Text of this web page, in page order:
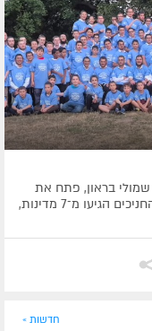
בראון, פתח את
שעריו ל־117 ילדים שיחוו קיץ חסידי ועוצמתי. החניכים הגיעו מ־7 מדינות,
חדשות »